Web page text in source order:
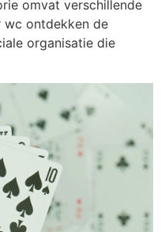
omvat verschillende
wc ontdekken de
organisatie die